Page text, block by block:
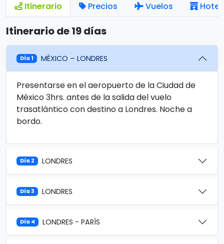
Itinerario Precios Vuelos
Itinerario de 19 días
Día 1 MÉXICO – LONDRES
Presentarse en el aeropuerto de la Ciudad de
México 3hrs. antes de la salida del vuelo
trasatlántico con destino a Londres. Noche a
bordo.
Día 2 LONDRES
Día 3 LONDRES
Día 4 LONDRES - PARÍS